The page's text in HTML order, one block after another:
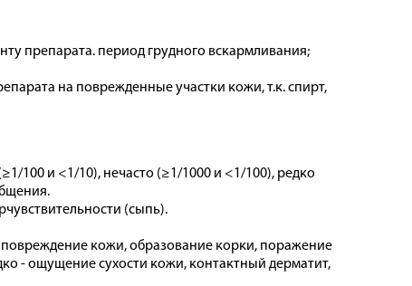
препарата. период грудного вскармливания;
на поврежденные участки кожи, т.к. спирт,
100 и <1/10), нечасто (≥1/1000 и <1/100), редко
(сыпь).
кожи, образование корки, поражение
- ощущение сухости кожи, контактный дерматит,